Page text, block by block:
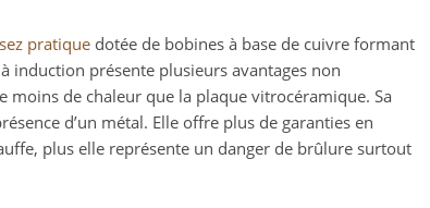
pratiquedotée de bobines à base de cuivre formant
induction présente plusieurs avantages non
moins de chaleur que la plaque vitrocéramique. Sa
d’un métal. Elle offre plus de garanties en
plus elle représente un danger de brûlure surtout